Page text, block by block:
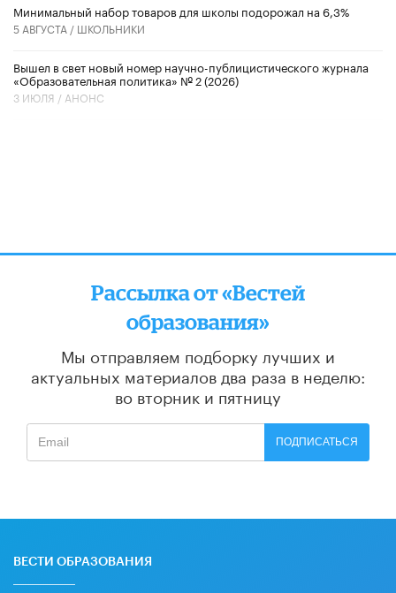
Минимальный набор товаров для школы подорожал на 6,3%
5 АВГУСТА / ШКОЛЬНИКИ
Вышел в свет новый номер научно-публицистического журнала
«Образовательная политика» № 2 (2026)
3 ИЮЛЯ / АНОНС
Рассылка от «Вестей
образования»
Мы отправляем подборку лучших и
актуальных материалов два раза в неделю:
во вторник и пятницу
ПОДПИСАТЬСЯ
ВЕСТИ ОБРАЗОВАНИЯ